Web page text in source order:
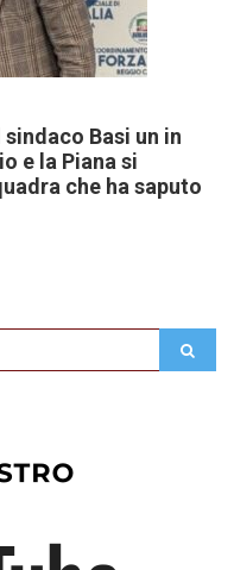
Basi un in
e la Piana si
che ha saputo